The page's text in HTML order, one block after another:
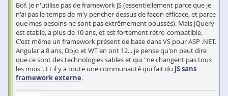
Bof. Je n'utilise pas de framework JS (essentiellement parce que je
n'ai pas le temps de m'y pencher dessus de façon efficace, et parce
que mes besoins ne sont pas extrêmement poussés). Mais jQuery
est stable, a plus de 10 ans, et est fortement rétro-compatible.
C'est même un framework présent de base dans VS pour ASP .NET.
Angular a 8 ans, Dojo et WT en ont 12... je pense qu'on peut dire
que ce sont des technologies sables et qui "ne changent pas tous
les mois". Et il y a toute une communauté qui fait du JS sans
framework externe.